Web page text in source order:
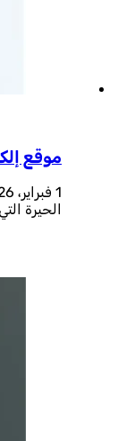
موقع
1 فبراير، 2026
الحيرة